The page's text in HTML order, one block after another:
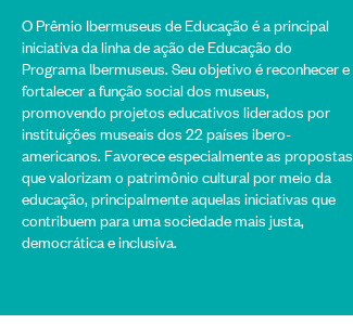
O Prêmio Ibermuseus de Educação é a principal
iniciativa da linha de ação de Educação do
Programa Ibermuseus. Seu objetivo é reconhecer e
fortalecer a função social dos museus,
promovendo projetos educativos liderados por
instituições museais dos 22 países ibero-
americanos. Favorece especialmente as propostas
que valorizam o patrimônio cultural por meio da
educação, principalmente aquelas iniciativas que
contribuem para uma sociedade mais justa,
democrática e inclusiva.